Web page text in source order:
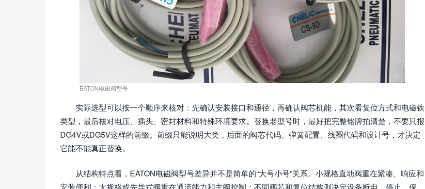
EATON电磁阀型号
实际选型可以按一个顺序来核对：先确认安装接口和通径，再确认阀芯机能，其次看复位方式和电磁铁
类型，最后核对电压、插头、密封材料和特殊环境要求。替换老型号时，最好把完整铭牌拍清楚，不要只报
DG4V或DG5V这样的前缀。前缀只能说明大类，后面的阀芯代码、弹簧配置、线圈代码和设计号，才决定
它能不能真正替换。
从结构特点看，EATON电磁阀型号差异并不是简单的“大号小号”关系。小规格直动阀重在紧凑、响应和